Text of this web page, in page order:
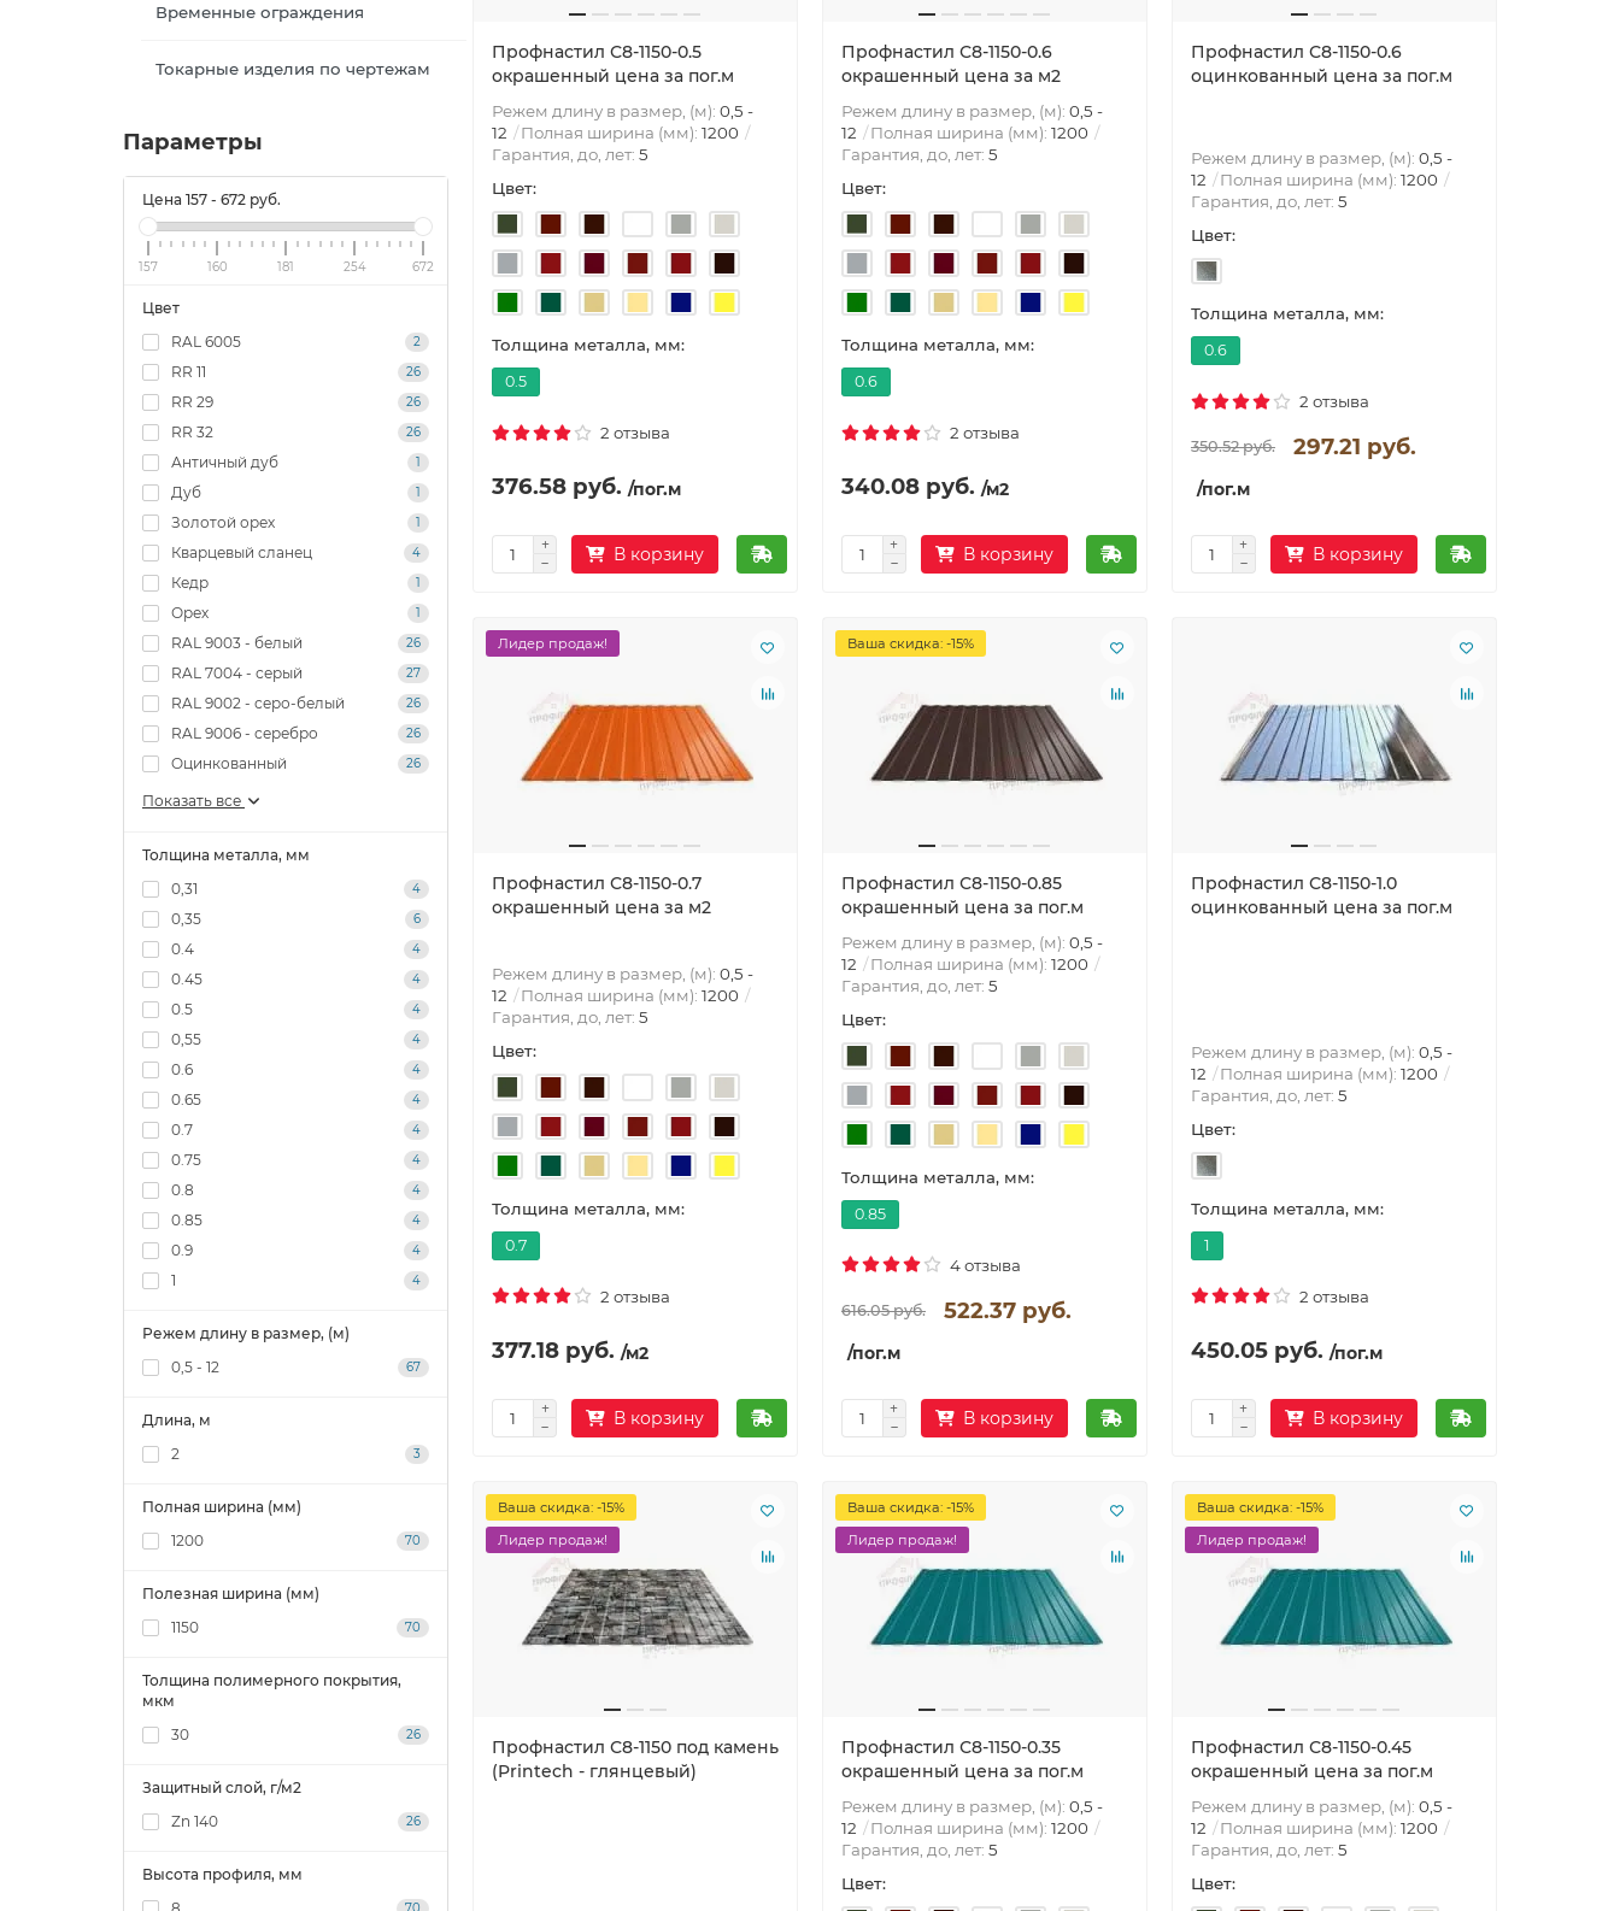
Временные ограждения
Токарные изделия по чертежам
Параметры
Цена 157 - 672 руб.
157 160 181 254 672
Цвет
RAL 6005
2
RR 11 26
RR 29 26
RR 32 26
Античный дуб 1
Дуб 1
Золотой орех 1
Кварцевый сланец 4
Кедр 1
Орех 1
RAL 9003 - белый 26
RAL 7004 - серый 27
RAL 9002 - серо-белый 26
RAL 9006 - серебро 26
Oцинкованный 26
Показать все
Толщина металла, мм
0,31
4
0,35 6
0.4 4
0.45 4
0.5 4
0,55 4
0.6 4
0.65 4
0.7 4
0.75 4
0.8 4
0.85 4
0.9 4
1 4
Режем длину в размер, (м)
0,5 - 12
67
Длина, м
2
3
Полная ширина (мм)
1200
70
Полезная ширина (мм)
1150
70
Толщина полимерного покрытия,
мкм
30
26
Защитный слой, г/м2
Zn 140
26
Высота профиля, мм
70
Профнастил С8-1150-0.5
окрашенный цена за пог.м
Режем длину в размер, (м): 0,5 -
12
Полная ширина (мм): 1200
Гарантия, до, лет: 5
Цвет:
Толщина металла, мм:
0.5
2 отзыва
376.58 руб. /пог.м
В корзину
Профнастил С8-1150-0.6
окрашенный цена за м2
Режем длину в размер, (м): 0,5 -
12
Полная ширина (мм): 1200
Гарантия, до, лет: 5
Цвет:
Толщина металла, мм:
0.6
2 отзыва
340.08 руб. /м2
В корзину
Профнастил С8-1150-0.6
оцинкованный цена за пог.м
Режем длину в размер, (м): 0,5 -
12
Полная ширина (мм): 1200
Гарантия, до, лет: 5
Цвет:
Толщина металла, мм:
0.6
2 отзыва
350.52 руб. 297.21 руб.
/пог.м
В корзину
Лидер продаж!
Профнастил С8-1150-0.7
окрашенный цена за м2
Режем длину в размер, (м): 0,5 -
12
Полная ширина (мм): 1200
Гарантия, до, лет: 5
Цвет:
Толщина металла, мм:
0.7
2 отзыва
377.18 руб. /м2
В корзину
Ваша скидка: -15%
Профнастил С8-1150-0.85
окрашенный цена за пог.м
Режем длину в размер, (м): 0,5 -
12
Полная ширина (мм): 1200
Гарантия, до, лет: 5
Цвет:
Толщина металла, мм:
0.85
4 отзыва
616.05 руб. 522.37 руб.
/пог.м
В корзину
Профнастил С8-1150-1.0
оцинкованный цена за пог.м
Режем длину в размер, (м): 0,5 -
12
Полная ширина (мм): 1200
Гарантия, до, лет: 5
Цвет:
Толщина металла, мм:
1
2 отзыва
450.05 руб. /пог.м
В корзину
Ваша скидка: -15%
Лидер продаж!
Профнастил С8-1150 под камень
(Printech - глянцевый)
Ваша скидка: -15%
Лидер продаж!
Профнастил С8-1150-0.35
окрашенный цена за пог.м
Режем длину в размер, (м): 0,5 -
12
Полная ширина (мм): 1200
Гарантия, до, лет: 5
Цвет:
Ваша скидка: -15%
Лидер продаж!
Профнастил С8-1150-0.45
окрашенный цена за пог.м
Режем длину в размер, (м): 0,5 -
12
Полная ширина (мм): 1200
Гарантия, до, лет: 5
Цвет: